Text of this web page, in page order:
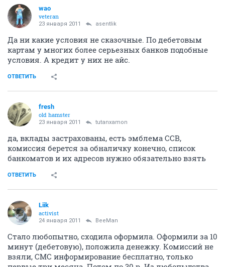
и я всё-таки не понимаю каким образом
гарантируется обналичивание по карте под нулевую
MasterCard нынче у себя в системе такие правила
принял? Или я что-то на сайте не так понял, и
обналичивание в банкоматах с комиссией?
wao
veteran
23 января 2011
Да ни какие условия не сказочные. По дебетовым
картам у многих более серьезных банков подобные
условия. А кредит у них не айс.
fresh
old hamster
23 января 2011
да, вклады застрахованы, есть эмблема ССВ,
комиссия берется за обналичку конечно, список
банкоматов и их адресов нужно обязательно взять